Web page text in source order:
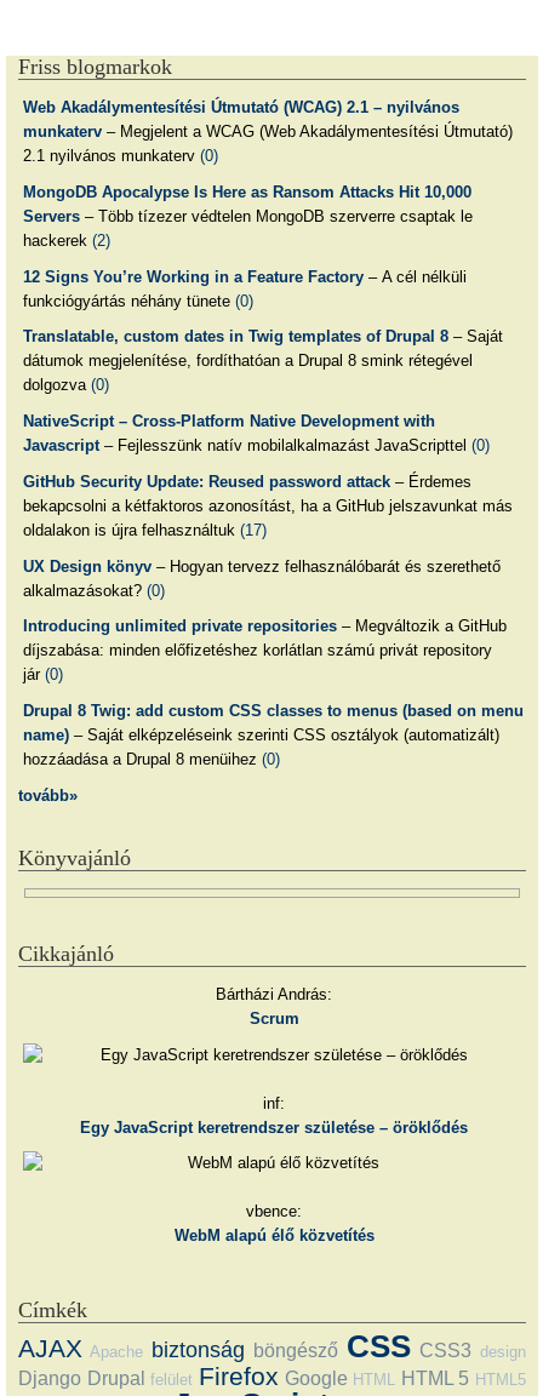
Friss blogmarkok
Web Akadálymentesítési Útmutató (WCAG) 2.1 – nyilvános
munkaterv– Megjelent a WCAG (Web Akadálymentesítési Útmutató)
2.1 nyilvános munkaterv (0)
MongoDB Apocalypse Is Here as Ransom Attacks Hit 10,000
Servers– Több tízezer védtelen MongoDB szerverre csaptak le
hackerek (2)
12 Signs You’re Working in a Feature Factory– A cél nélküli
funkciógyártás néhány tünete (0)
Translatable, custom dates in Twig templates of Drupal 8– Saját
dátumok megjelenítése, fordíthatóan a Drupal 8 smink rétegével
dolgozva (0)
NativeScript – Cross-Platform Native Development with
Javascript– Fejlesszünk natív mobilalkalmazást JavaScripttel (0)
GitHub Security Update: Reused password attack– Érdemes
bekapcsolni a kétfaktoros azonosítást, ha a GitHub jelszavunkat más
oldalakon is újra felhasználtuk (17)
UX Design könyv– Hogyan tervezz felhasználóbarát és szerethető
alkalmazásokat? (0)
Introducing unlimited private repositories– Megváltozik a GitHub
díjszabása: minden előfizetéshez korlátlan számú privát repository
jár (0)
Drupal 8 Twig: add custom CSS classes to menus (based on menu
name)– Saját elképzeléseink szerinti CSS osztályok (automatizált)
hozzáadása a Drupal 8 menüihez (0)
tovább»
Könyvajánló
Cikkajánló
Bártházi András:
Scrum
inf:
Egy JavaScript keretrendszer születése – öröklődés
vbence:
WebM alapú élő közvetítés
Címkék
AJAX Apache biztonság böngésző CSS CSS3 design
Django Drupal felület Firefox Google HTML HTML 5 HTML5